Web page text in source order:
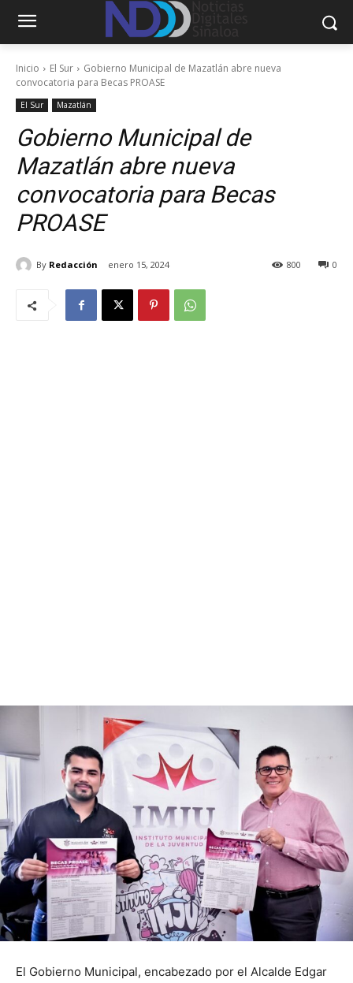
Inicio El Sur
Gobierno Municipal de Mazatlán abre nueva
convocatoria para Becas PROASE
El Sur Mazatlán
Gobierno Municipal de
Mazatlán abre nueva
convocatoria para Becas
PROASE
By Redacción enero 15, 2024 0
800
El Gobierno Municipal, encabezado por el Alcalde Edgar